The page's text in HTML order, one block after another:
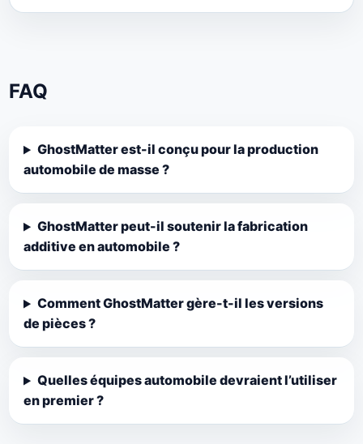
FAQ
GhostMatter est-il conçu pour la production
automobile de masse ?
GhostMatter peut-il soutenir la fabrication
additive en automobile ?
Comment GhostMatter gère-t-il les versions
de pièces ?
Quelles équipes automobile devraient l’utiliser
en premier ?